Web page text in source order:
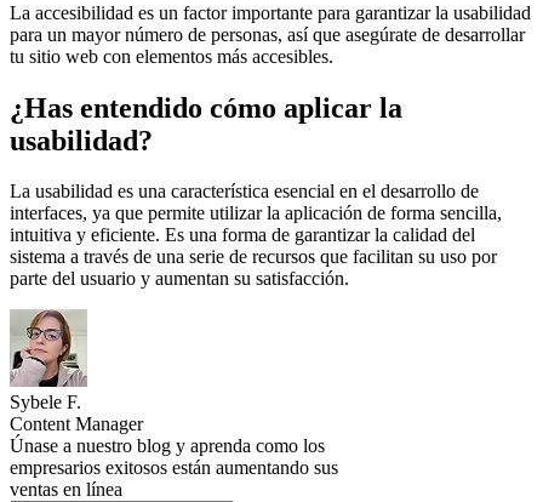
La accesibilidad es un factor importante para garantizar la usabilidad
para un mayor número de personas, así que asegúrate de desarrollar
tu sitio web con elementos más accesibles.
¿Has entendido cómo aplicar la
usabilidad?
La usabilidad es una característica esencial en el desarrollo de
interfaces, ya que permite utilizar la aplicación de forma sencilla,
intuitiva y eficiente. Es una forma de garantizar la calidad del
sistema a través de una serie de recursos que facilitan su uso por
parte del usuario y aumentan su satisfacción.
Sybele F.
Content Manager
Únase a nuestro blog y aprenda como los
empresarios exitosos están aumentando sus
ventas en línea